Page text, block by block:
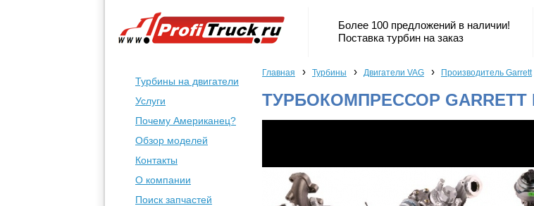
Более 100 предложений в наличии!
Поставка турбин на заказ
Турбины на двигатели
Услуги
Почему Американец?
Обзор моделей
Контакты
О компании
Поиск запчастей
Главная › Турбины › Двигатели VAG › Производитель Garrett
ТУРБОКОМПРЕССОР GARRETT